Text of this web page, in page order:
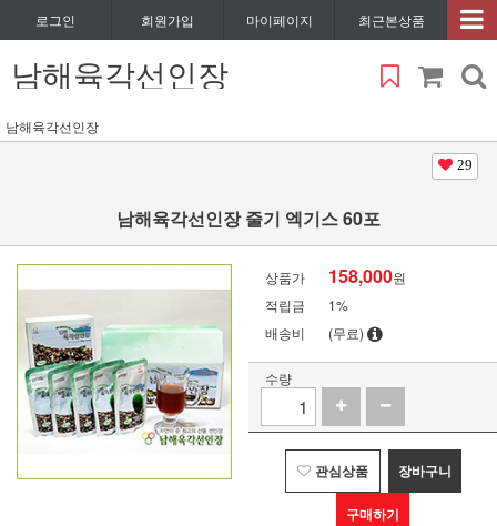
로그인 회원가입 마이페이지 최근본상품
남해육각선인장
남해육각선인장
29
남해육각선인장 줄기 엑기스 60포
상품가 158,000원
적립금
1%
배송비
(무료)
수량
관심상품 장바구니
구매하기